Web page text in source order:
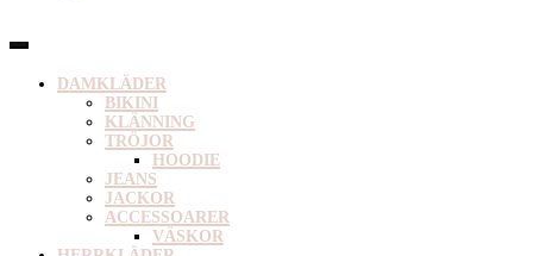
DAMKLÄDER
BIKINI
KLÄNNING
TRÖJOR
HOODIE
JEANS
JACKOR
ACCESSOARER
VÄSKOR